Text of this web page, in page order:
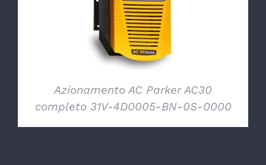
Azionamento AC Parker AC30
completo 31V-4D0005-BN-0S-0000